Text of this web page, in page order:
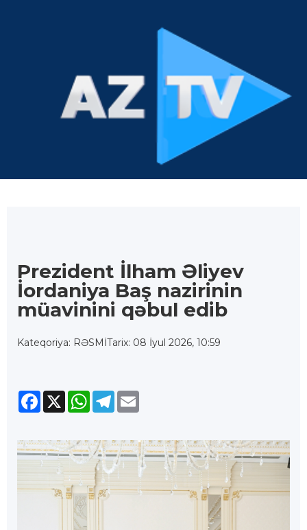
Prezident İlham Əliyev
İordaniya Baş nazirinin
müavinini qəbul edib
Kateqoriya: RƏSMİTarix: 08 İyul 2026, 10:59
Facebook
X WhatsApp
Telegram